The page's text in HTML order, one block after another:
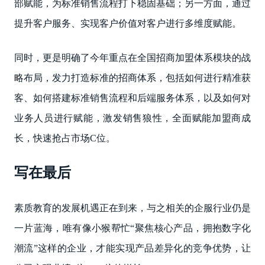
部赋能，为标准销售流程打下稳固基础；另一方面，通过
提升客户服务、实现客户价值对客户进行多维度赋能。
同时，更是明确了今年重点在全国招商加盟体系模块的战
略布局，发力打造标准的招商体系，包括如何进行精准获
客、如何搭建标准销售流程和后端服务体系，以及如何对
业务人员进行赋能，激发销售狼性，全面赋能加盟商成
长，快速抢占市场C位。
写在最后
素质教育的发展机遇正在到来，与之相关的企服行业仍是
一片蓝海，唯有像小猴帮忙“聚焦核心产品，拥抱数字化
潮流”这样的企业，才能实现产品差异化的竞争优势，让